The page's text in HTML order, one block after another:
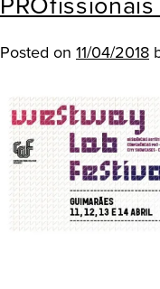
Posted on 11/04/2018